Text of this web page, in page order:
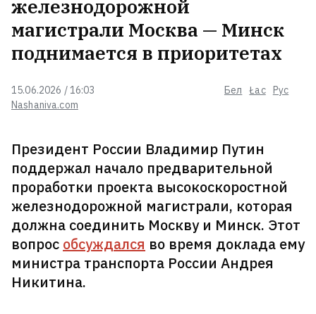
Nashaniva.com
15.06.2026 / 16:03 Бел Łac Рус
железнодорожной
магистрали Москва — Минск
поднимается в приоритетах
Президент России Владимир Путин
поддержал начало предварительной
проработки проекта высокоскоростной
железнодорожной магистрали, которая
должна соединить Москву и Минск. Этот
вопрос обсуждался во время доклада ему
министра транспорта России Андрея
Никитина.
В Вильнюсе раскопали место
итальянского сада Радзивиллов и
главной пушкарни ВКЛ. Здесь построят
элитное жилье
В Екатеринбурге атакован склад
Wildberries
На «Гродно Азоте» произошел
внеплановый выброс аммиака
Вчера в Беларуси было +40°C